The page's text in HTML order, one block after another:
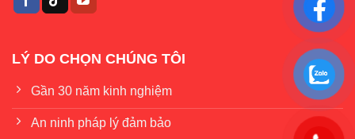
LÝ DO CHỌN CHÚNG TÔI
Gần 30 năm kinh nghiệm
An ninh pháp lý đảm bảo